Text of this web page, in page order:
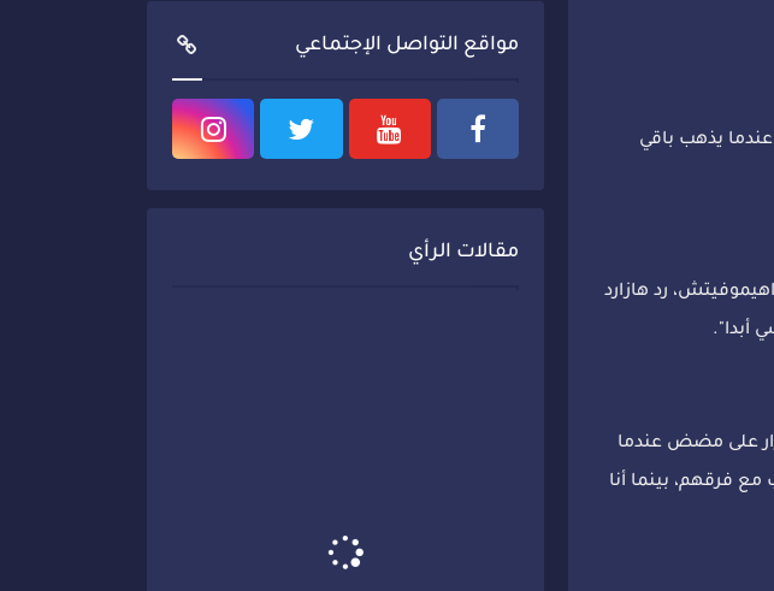
يذهب باقي
رد هازارد
على مضض عندما
فرقهم، بينما أنا
مواقع التواصل الإجتماعي
مقالات الرأي